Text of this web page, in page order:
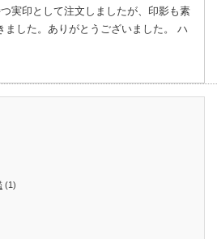
実印として注文しましたが、印影も素
ました。ありがとうございました。 ハ
(1)